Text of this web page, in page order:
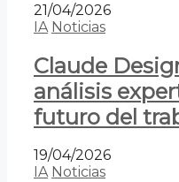
21/04/2026
IA Noticias
Claude
análisis
futuro del
19/04/2026
IA Noticias